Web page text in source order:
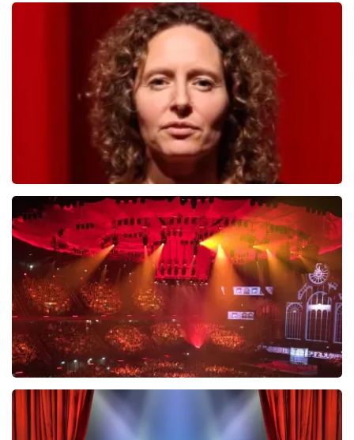
Andre Rieu
laatste 30 minuten
BESTEL NU
Esther van der Voort
488laatste 30 minuten
BESTEL NU
Vrienden Van Amstel Live
423 laatste 30 minuten